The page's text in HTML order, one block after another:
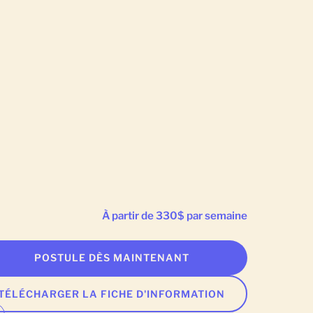
À partir de 330$ par semaine
POSTULE DÈS MAINTENANT
LA FICHE D'INFORMATION